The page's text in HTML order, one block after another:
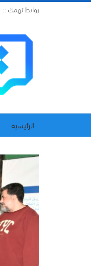
روابط تهمك ::
الرئيسية